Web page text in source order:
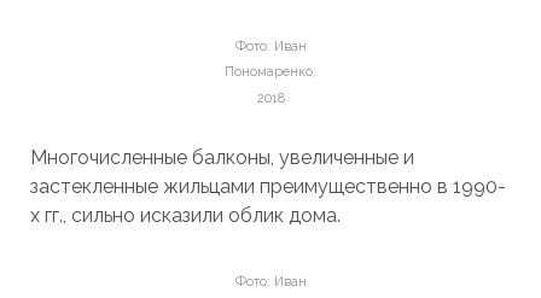
Фото: Иван
Пономаренко,
2018
Многочисленные балконы, увеличенные и
застекленные жильцами преимущественно в 1990-
х гг., сильно исказили облик дома.
Фото: Иван